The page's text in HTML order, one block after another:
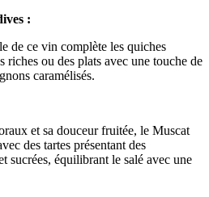
:
de ce vin complète les quiches
riches ou des plats avec une touche de
caramélisés.
et sa douceur fruitée, le Muscat
des tartes présentant des
sucrées, équilibrant le salé avec une